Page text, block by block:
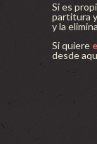
Si es
partitura
y la
Si quiere
desde